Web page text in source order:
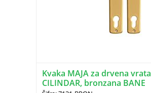
Kvaka MAJA za drvena vrata
CILINDAR, bronzana BANE